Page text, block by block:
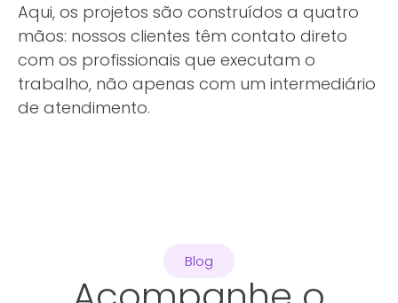
Aqui, os projetos são construídos a quatro
mãos: nossos clientes têm contato direto
com os profissionais que executam o
trabalho, não apenas com um intermediário
de atendimento.
Blog